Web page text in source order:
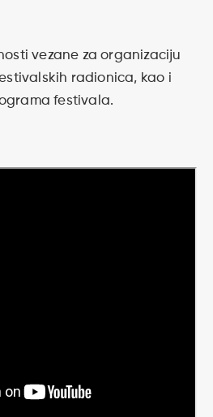
vezane za organizaciju
radionica, kao i
festivala.